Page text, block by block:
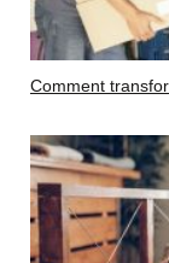
Comment